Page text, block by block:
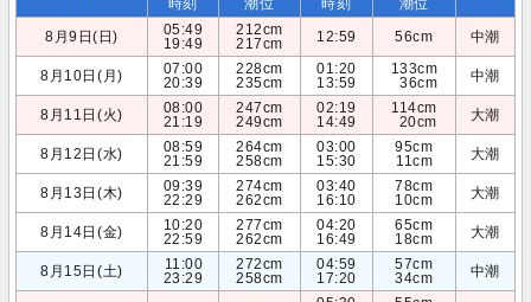
8月9日(日)
05:49
19:49
212cm
217cm
12:59 56cm 中潮
8月10日(月)
07:00
20:39
228cm
235cm
01:20
13:59
133cm
36cm
中潮
8月11日(火)
08:00
21:19
247cm
249cm
02:19
14:49
114cm
20cm
大潮
8月12日(水)
08:59
21:59
264cm
258cm
03:00
15:30
95cm
11cm
大潮
8月13日(木)
09:39
22:29
274cm
262cm
03:40
16:10
78cm
10cm
大潮
8月14日(金)
10:20
22:59
277cm
262cm
04:20
16:49
65cm
18cm
大潮
8月15日(土)
11:00
23:29
272cm
258cm
04:59
17:20
57cm
34cm
中潮